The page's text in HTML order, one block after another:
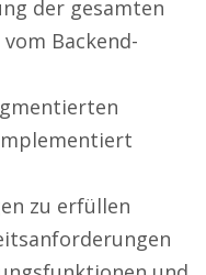
der gesamten
Backend-
zu erfüllen